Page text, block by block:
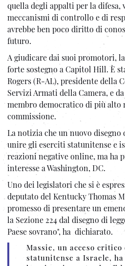
quella degli appalti per la difesa,
meccanismi di controllo e di
avrebbe ben poco diritto di
futuro.
A giudicare dai suoi promotori,
forte sostegno a Capitol Hill. È
Rogers (R-AL), presidente della
Servizi Armati della Camera, e
membro democratico di più alto
commissione.
La notizia che un nuovo disegno
unire gli eserciti statunitense e
reazioni negative online, ma ha
interesse a Washington, DC.
Uno dei legislatori che si è
deputato del Kentucky Thomas
promesso di presentare un
la Sezione 224 dal disegno di
Paese sovrano", ha dichiarato.
Massie, un acceso critico
statunitense a Israele,